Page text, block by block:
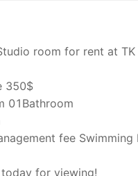
room for rent at TK
350$
01Bathroom
fee Swimming
for viewing!